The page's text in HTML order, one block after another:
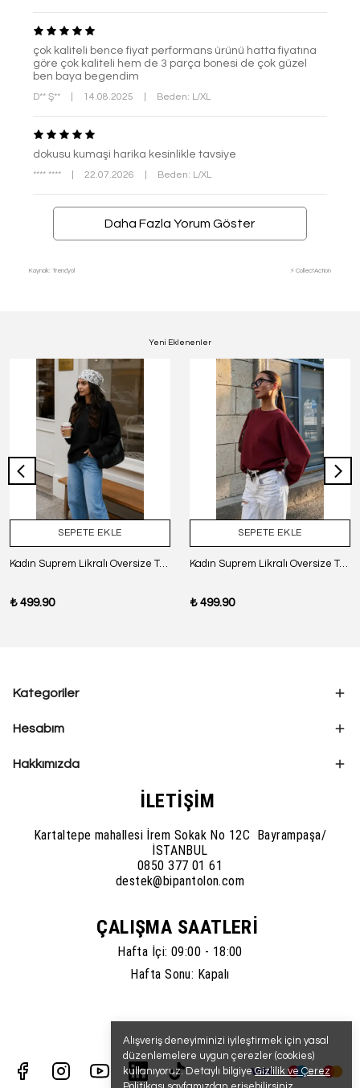
Alışveriş deneyiminizi iyileştirmek için yasal
düzenlemelere uygun çerezler (cookies)
kullanıyoruz. Detaylı bilgiyeGizlilik ve Çerez
çok kaliteli bence fiyat performans ürünü hatta fiyatına
göre çok kaliteli hem de 3 parça bonesi de çok güzel
ben baya begendim
D** Ş** 14.08.2025 Beden: L/XL
dokusu kumaşi harika kesinlikle tavsiye
**** **** 22.07.2026 Beden: L/XL
Daha Fazla Yorum Göster
Kaynak: Trendyol ⚡ CollectAction
Yeni Eklenenler
SEPETE EKLE
Kadın Suprem Likralı Oversize T-Shirt - SİYAH
₺ 499.90
SEPETE EKLE
Kadın Suprem Likralı Oversize T-Shirt - BORDO
₺ 499.90
Kategoriler
Hesabım
Hakkımızda
İLETİŞİM
Kartaltepe mahallesi İrem Sokak No 12C Bayrampaşa/
İSTANBUL
0850 377 01 61
destek@bipantolon.com
ÇALIŞMA SAATLERİ
Hafta İçi: 09:00 - 18:00
Hafta Sonu: Kapalı